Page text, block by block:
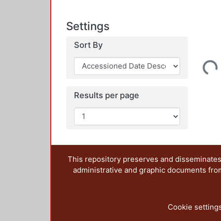
Settings
Sort By
Results per page
Loading...
This repository preserves and
administrative and graphic documents
Cookie